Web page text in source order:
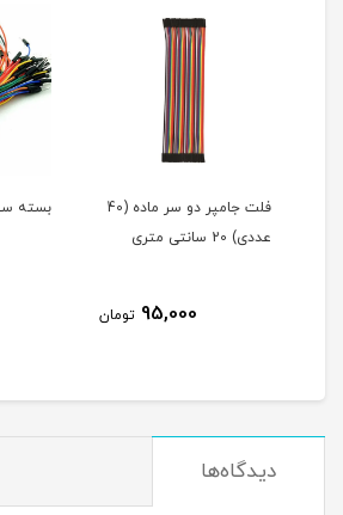
فلت جامپر دو سر ماده (40
عددی) 20 سانتی متری
95,000 تومان
بسته
دیدگاه‌ها